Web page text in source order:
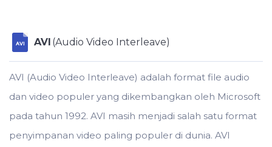
AVI AVI (Audio Video Interleave)
AVI (Audio Video Interleave) adalah format file audio
dan video populer yang dikembangkan oleh Microsoft
pada tahun 1992. AVI masih menjadi salah satu format
penyimpanan video paling populer di dunia. AVI